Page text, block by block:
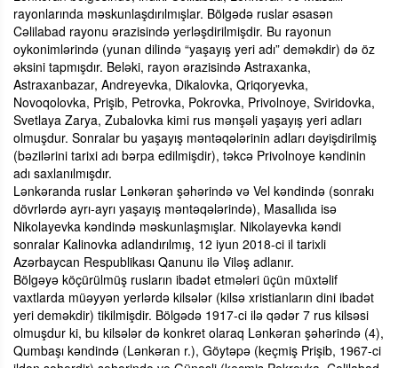
rayonlarında məskunlaşdırılmışlar. Bölgədə ruslar əsasən
Cəlilabad rayonu ərazisində yerləşdirilmişdir. Bu rayonun
oykonimlərində (yunan dilində “yaşayış yeri adı” deməkdir) də öz
əksini tapmışdır. Beləki, rayon ərazisində Astraxanka,
Astraxanbazar, Andreyevka, Dikalovka, Qriqoryevka,
Novoqolovka, Prişib, Petrovka, Pokrovka, Privolnoye, Sviridovka,
Svetlaya Zarya, Zubalovka kimi rus mənşəli yaşayış yeri adları
olmuşdur. Sonralar bu yaşayış məntəqələrinin adları dəyişdirilmiş
(bəzilərini tarixi adı bərpa edilmişdir), təkcə Privolnoye kəndinin
adı saxlanılmışdır.
Lənkəranda ruslar Lənkəran şəhərində və Vel kəndində (sonrakı
dövrlərdə ayrı-ayrı yaşayış məntəqələrində), Masallıda isə
Nikolayevka kəndində məskunlaşmışlar. Nikolayevka kəndi
sonralar Kalinovka adlandırılmış, 12 iyun 2018-ci il tarixli
Azərbaycan Respublikası Qanunu ilə Viləş adlanır.
Bölgəyə köçürülmüş rusların ibadət etmələri üçün müxtəlif
vaxtlarda müəyyən yerlərdə kilsələr (kilsə xristianların dini ibadət
yeri deməkdir) tikilmişdir. Bölgədə 1917-ci ilə qədər 7 rus kilsəsi
olmuşdur ki, bu kilsələr də konkret olaraq Lənkəran şəhərində (4),
Qumbaşı kəndində (Lənkəran r.), Göytəpə (keçmiş Prişib, 1967-ci